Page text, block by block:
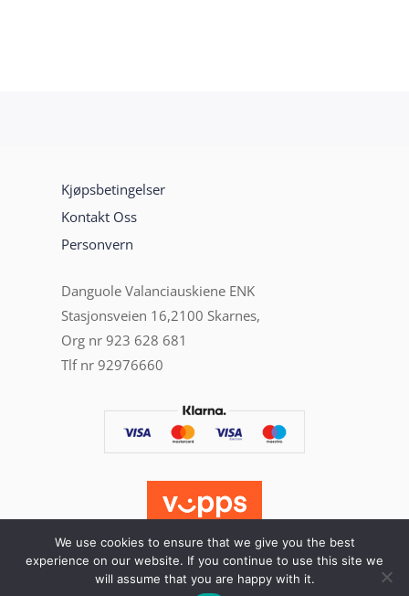
Kjøpsbetingelser
Kontakt Oss
Personvern
Danguole Valanciauskiene ENK
Stasjonsveien 16,2100 Skarnes,
Org nr 923 628 681
Tlf nr 92976660
We use cookies to ensure that we give you the best
experience on our website. If you continue to use this site we
will assume that you are happy with it.